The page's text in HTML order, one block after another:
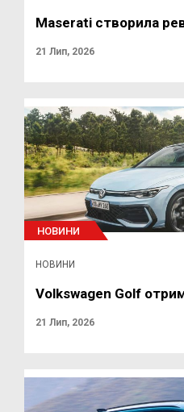
Maserati створила
21 Лип, 2026
НОВИНИ
НОВИНИ
Volkswagen Golf
21 Лип, 2026